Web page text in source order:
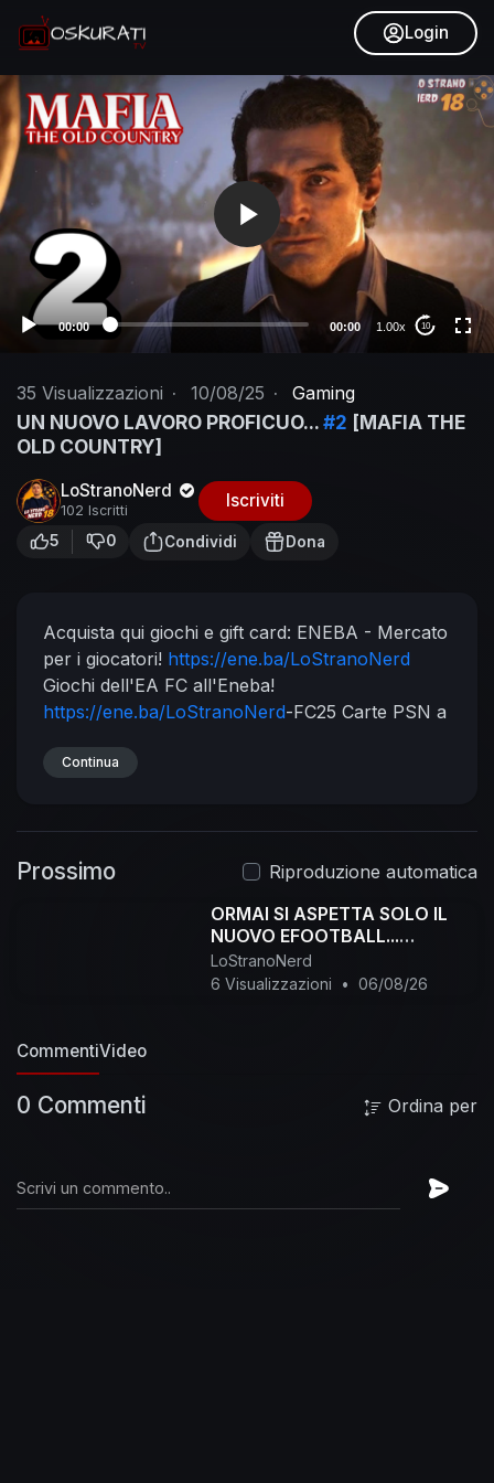
Login
V
e
o
P
l
00:00 00:00 1.00x 10
35 Visualizzazioni · 10/08/25 · Gaming
UN NUOVO LAVORO PROFICUO...#2 [MAFIA THE
OLD COUNTRY]
LoStranoNerd
102 Iscritti Iscriviti
5 0 Condividi Dona
Acquista qui giochi e gift card: ENEBA - Mercato
per i giocatori! https://ene.ba/LoStranoNerd
Giochi dell'EA FC all'Eneba!
https://ene.ba/LoStranoNerd-FC25 Carte PSN a
Codice sconto: 7Deals
AHWh76ydVVmYTZk
Canale Telegram:
https://www.instagram.com/lost....ranonerd_18/?
Piattaforma Viola:
https://www.twitch.tv/lostranonerd18
Continua
Prossimo
Riproduzione automatica
ORMAI SI ASPETTA SOLO IL
NUOVO EFOOTBALL...
#efootball
LoStranoNerd
6 Visualizzazioni
• 06/08/26
CommentiVideo
0 Commenti Ordina per